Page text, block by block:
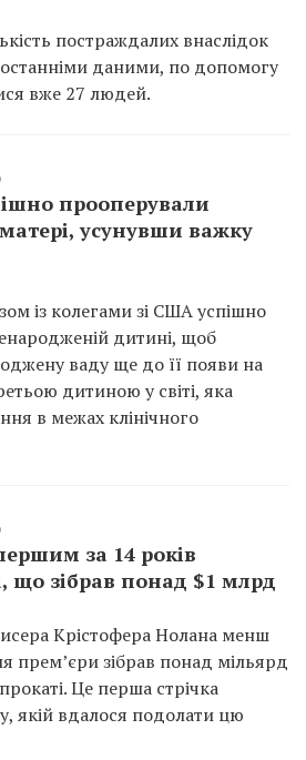
постраждалих внаслідок
останніми даними, по допомогу
вже 27 людей.
прооперували
усунувши важку
із колегами зі США успішно
дитині, щоб
ваду ще до її появи на
дитиною у світі, яка
в межах клінічного
за 14 років
що зібрав понад $1 млрд
Крістофера Нолана менш
прем’єри зібрав понад мільярд
Це перша стрічка
якій вдалося подолати цю